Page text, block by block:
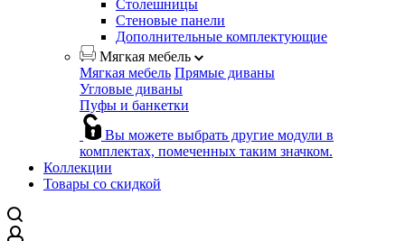
Столешницы
Стеновые панели
Дополнительные комплектующие
Мягкая мебель
Мягкая мебель Прямые диваны
Угловые диваны
Пуфы и банкетки
Вы можете выбрать другие модули в
комплектах, помеченных таким значком.
Коллекции
Товары со скидкой